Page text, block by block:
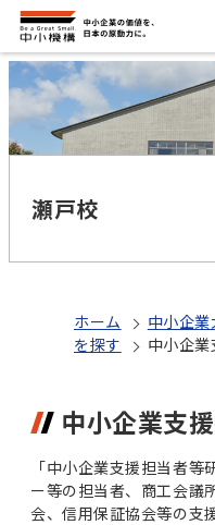
瀬戸校
ホーム 中小企
を探す
中小企
中小企業支
「中小企業支援担当者
ー等の担当者、商工会議
会、信用保証協会等の支